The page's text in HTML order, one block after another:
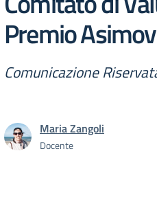
Premio Asimov
Comunicazione
Maria Zangoli
Docente